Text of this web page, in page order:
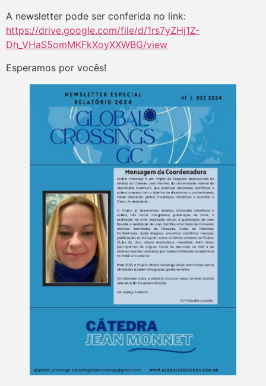
A newsletter pode ser conferida no link:
https://drive.google.com/file/d/1rs7yZHj1Z-
Dh_VHaS5omMKFkXoyXXWBG/view
Esperamos por vocês!